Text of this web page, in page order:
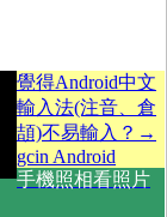
覺得Android中文
輸入法(注音、倉
頡)不易輸入？→
gcin Android
手機照相看照片